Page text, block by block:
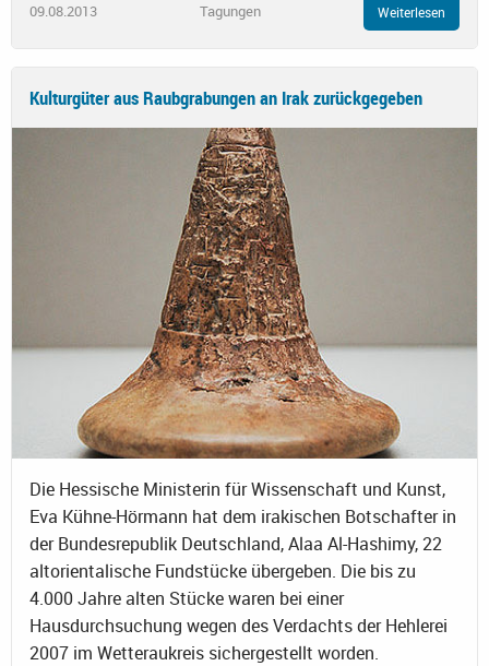
09.08.2013 Tagungen Weiterlesen
Kulturgüter aus Raubgrabungen an Irak zurückgegeben
Die Hessische Ministerin für Wissenschaft und Kunst,
Eva Kühne-Hörmann hat dem irakischen Botschafter in
der Bundesrepublik Deutschland, Alaa Al-Hashimy, 22
altorientalische Fundstücke übergeben. Die bis zu
4.000 Jahre alten Stücke waren bei einer
Hausdurchsuchung wegen des Verdachts der Hehlerei
2007 im Wetteraukreis sichergestellt worden.